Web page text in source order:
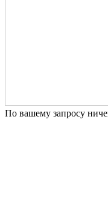
По вашему запросу